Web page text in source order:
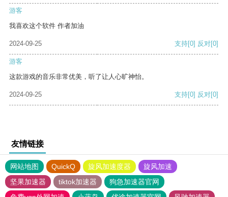
游客
我喜欢这个软件 作者加油
2024-09-25 支持[0] 反对[0]
游客
这款游戏的音乐非常优美，听了让人心旷神怡。
2024-09-25 支持[0] 反对[0]
友情链接
网站地图 QuickQ 旋风加速度器
旋风加速
坚果加速器
tiktok加速器
狗急加速器官网